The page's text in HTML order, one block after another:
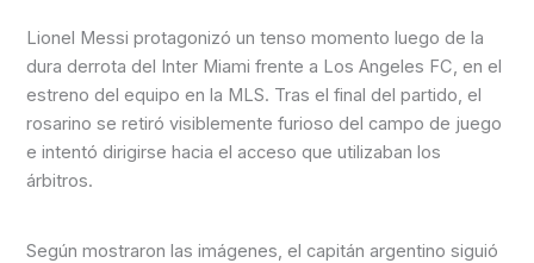
Lionel Messi protagonizó un tenso momento luego de la
dura derrota del Inter Miami frente a Los Angeles FC, en el
estreno del equipo en la MLS. Tras el final del partido, el
rosarino se retiró visiblemente furioso del campo de juego
e intentó dirigirse hacia el acceso que utilizaban los
árbitros.
Según mostraron las imágenes, el capitán argentino siguió